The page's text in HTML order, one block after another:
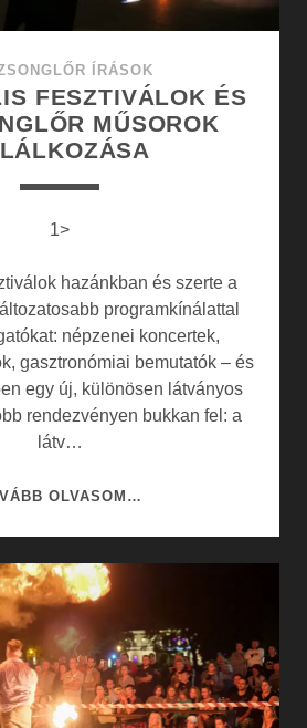
ÍRÁSOK
FESZTIVÁLOK ÉS
MŰSOROK
1>
hazánkban és szerte a
programkínálattal
népzenei koncertek,
gasztronómiai bemutatók – és
egy új, különösen látványos
rendezvényen bukkan fel: a
látv…
OLVASOM…
TALÁLKOZÁSA